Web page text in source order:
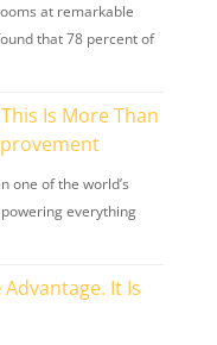
at remarkable
that 78 percent of
Is More Than
one of the world’s
everything
It Is